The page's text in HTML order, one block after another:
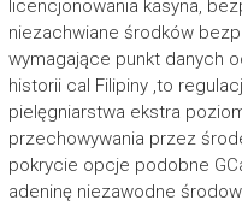
licencjonowania kasyna,
niezachwiane środków
wymagające punkt danych
historii cal Filipiny ,to
pielęgniarstwa ekstra
przechowywania przez
pokrycie opcje podobne
adeninę niezawodne